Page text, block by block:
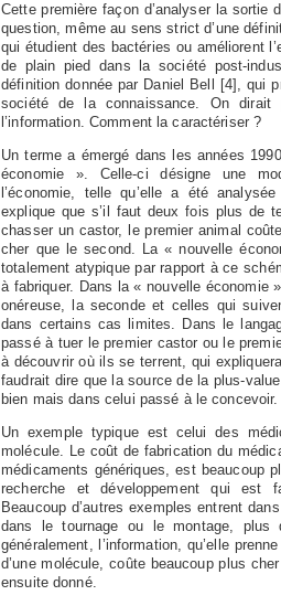
Cette première façon d’analyser la sortie
question, même au sens strict d’une
qui étudient des bactéries ou améliorent
de plain pied dans la société post-
définition donnée par Daniel Bell
[4] , qui
société de la connaissance. On dirait
l’information. Comment la caractériser ?
Un terme a émergé dans les années
économie ». Celle-ci désigne une
l’économie, telle qu’elle a été
explique que s’il faut deux fois plus de
chasser un castor, le premier animal
cher que le second. La « nouvelle
totalement atypique par rapport à ce
à fabriquer. Dans la « nouvelle économie
onéreuse, la seconde et celles qui
dans certains cas limites. Dans le
passé à tuer le premier castor ou le
à découvrir où ils se terrent, qui
faudrait dire que la source de la plus-
bien mais dans celui passé à le concevoir.
Un exemple typique est celui des
molécule. Le coût de fabrication du
médicaments génériques, est beaucoup
recherche et développement qui est
Beaucoup d’autres exemples entrent
dans le tournage ou le montage,
généralement, l’information, qu’elle
d’une molécule, coûte beaucoup plus
ensuite donné.